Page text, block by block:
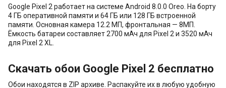
Google Pixel 2 работает на системе Android 8.0.0 Oreo. На борту
4 ГБ оперативной памяти и 64 ГБ или 128 ГБ встроенной
памяти. Основная камера 12.2 МП, фронтальная — 8МП.
Ёмкость батареи составляет 2700 мАч для Pixel 2 и 3520 мАч
для Pixel 2 XL.
Скачать обои Google Pixel 2 бесплатно
Обои находятся в ZIP архиве. Распакуйте их в любую удобную